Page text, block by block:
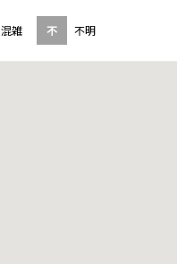
混雑 不 不明